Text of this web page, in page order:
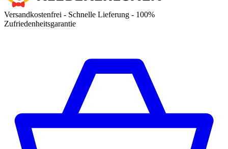
Versandkostenfrei - Schnelle Lieferung - 100%
Zufriedenheitsgarantie